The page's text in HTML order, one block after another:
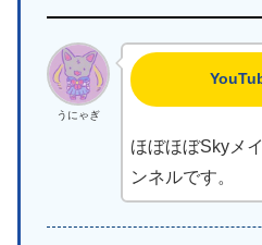
うにゃぎ
ほぼほぼSkyメ
ンネルです。